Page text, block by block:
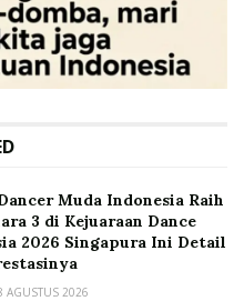
Muda Indonesia Raih
3 di Kejuaraan Dance
2026 Singapura Ini Detail
AGUSTUS 2026